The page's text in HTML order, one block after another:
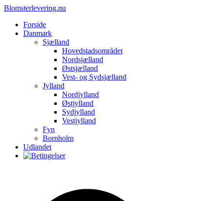
Blomsterlevering.nu
Forside
Danmark
Sjælland
Hovedstadsområdet
Nordsjælland
Østsjælland
Vest- og Sydsjælland
Jylland
Nordjylland
Østjylland
Sydjylland
Vestjylland
Fyn
Bornholm
Udlandet